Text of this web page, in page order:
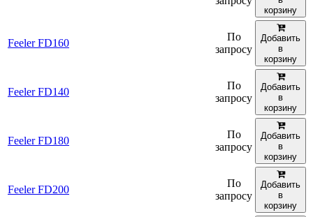
корзину
Feeler FD160
По
запросу
Добавить
в
корзину
Feeler FD140
По
запросу
Добавить
в
корзину
Feeler FD180
По
запросу
Добавить
в
корзину
Feeler FD200
По
запросу
Добавить
в
корзину